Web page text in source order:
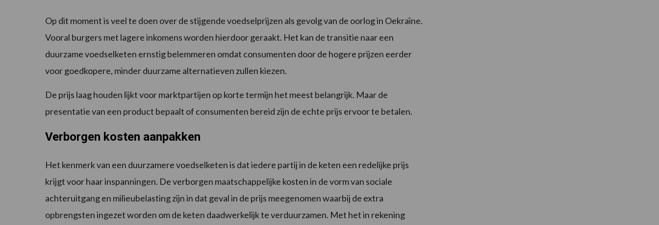
Op dit moment is veel te doen over de stijgende voedselprijzen als gevolg van de oorlog in Oekraïne.
Vooral burgers met lagere inkomens worden hierdoor geraakt. Het kan de transitie naar een
duurzame voedselketen ernstig belemmeren omdat consumenten door de hogere prijzen eerder
voor goedkopere, minder duurzame alternatieven zullen kiezen.
De prijs laag houden lijkt voor marktpartijen op korte termijn het meest belangrijk. Maar de
presentatie van een product bepaalt of consumenten bereid zijn de echte prijs ervoor te betalen.
Verborgen kosten aanpakken
Het kenmerk van een duurzamere voedselketen is dat iedere partij in de keten een redelijke prijs
krijgt voor haar inspanningen. De verborgen maatschappelijke kosten in de vorm van sociale
achteruitgang en milieubelasting zijn in dat geval in de prijs meegenomen waarbij de extra
opbrengsten ingezet worden om de keten daadwerkelijk te verduurzamen. Met het in rekening